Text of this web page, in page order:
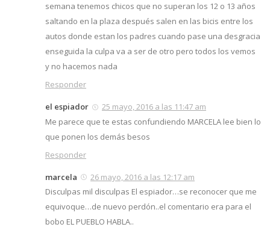
semana tenemos chicos que no superan los 12 o 13 años
saltando en la plaza después salen en las bicis entre los
autos donde estan los padres cuando pase una desgracia
enseguida la culpa va a ser de otro pero todos los vemos
y no hacemos nada
Responder
el espiador
25 mayo, 2016 a las 11:47 am
Me parece que te estas confundiendo MARCELA lee bien lo
que ponen los demás besos
Responder
marcela
26 mayo, 2016 a las 12:17 am
Disculpas mil disculpas El espiador…se reconocer que me
equivoque…de nuevo perdón..el comentario era para el
bobo EL PUEBLO HABLA..